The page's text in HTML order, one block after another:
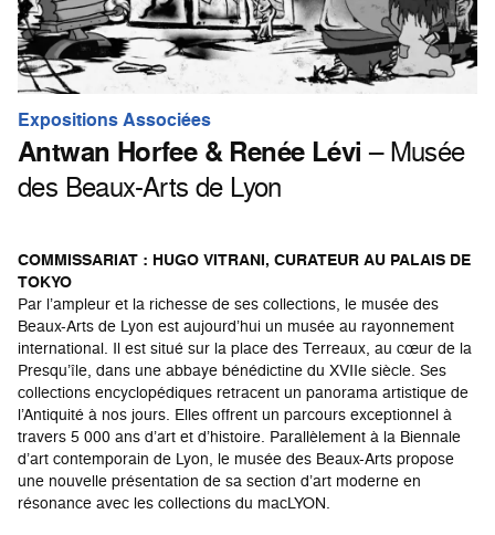
Expositions Associées
Antwan Horfee & Renée Lévi – Musée
des Beaux-Arts de Lyon
COMMISSARIAT : HUGO VITRANI, CURATEUR AU PALAIS DE
TOKYO
Par l’ampleur et la richesse de ses collections, le musée des
Beaux-Arts de Lyon est aujourd’hui un musée au rayonnement
international. Il est situé sur la place des Terreaux, au cœur de la
Presqu’île, dans une abbaye bénédictine du XVIIe siècle. Ses
collections encyclopédiques retracent un panorama artistique de
l’Antiquité à nos jours. Elles offrent un parcours exceptionnel à
travers 5 000 ans d’art et d’histoire. Parallèlement à la Biennale
d’art contemporain de Lyon, le musée des Beaux-Arts propose
une nouvelle présentation de sa section d’art moderne en
résonance avec les collections du macLYON.